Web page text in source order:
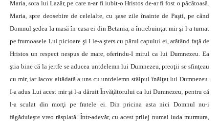
Maria, sora lui Lazăr, pe care n-ar fi iubit-o Hristos de-ar fi fost o păcătoasă.
Maria, spre deosebire de celelalte, cu şase zile înainte de Paşti, pe când
Domnul şedea la masă în casa ei din Betania, a întrebuinţat mir şi l-a turnat
pe frumoasele Lui picioare şi I le-a şters cu părul capului ei, arătând faţă de
Hristos un respect nespus de mare, oferindu-I mirul ca lui Dumnezeu. Ea
ştia bine că la jertfe se aducea untdelemn lui Dumnezeu, preoţii se sfinţeau
cu mir, iar Iacov altădată a uns cu untdelemn stâlpul înălţat lui Dumnezeu.
I-a adus Lui acest mir şi l-a dăruit Învăţătorului ca lui Dumnezeu, pentru că
l-a sculat din morţi pe fratele ei. Din pricina asta nici Domnul nu-i
făgăduieşte vreo răsplată. Într-adevăr, cu acest prilej numai Iuda murmura,